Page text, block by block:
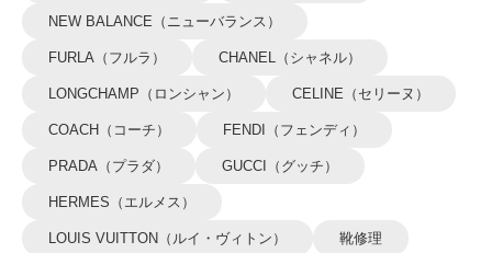
NEW BALANCE（ニューバランス）
FURLA（フルラ） CHANEL（シャネル）
LONGCHAMP（ロンシャン） CELINE（セリーヌ）
COACH（コーチ） FENDI（フェンディ）
PRADA（プラダ） GUCCI（グッチ）
HERMES（エルメス）
LOUIS VUITTON（ルイ・ヴィトン） 靴修理